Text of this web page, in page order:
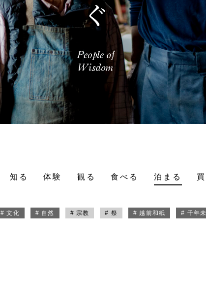
知る 体験 観る 食べる 泊まる
# 文化 # 自然 # 宗教 # 祭 # 越前和紙 # 千年